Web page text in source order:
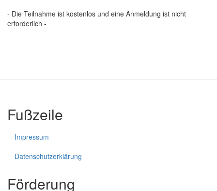
- Die Teilnahme ist kostenlos und eine Anmeldung ist nicht
erforderlich -
Fußzeile
Impressum
Datenschutzerklärung
Förderung